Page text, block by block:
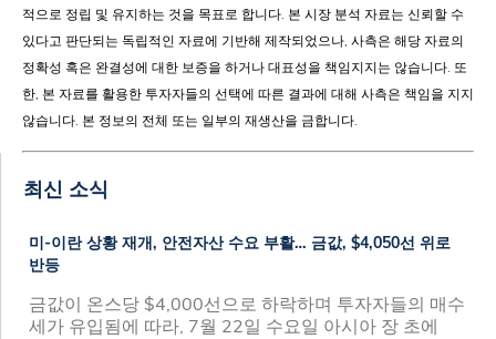
적으로 정립 및 유지하는 것을 목표로 합니다. 본 시장 분석 자료는 신뢰할 수
있다고 판단되는 독립적인 자료에 기반해 제작되었으나, 사측은 해당 자료의
정확성 혹은 완결성에 대한 보증을 하거나 대표성을 책임지지는 않습니다. 또
한, 본 자료를 활용한 투자자들의 선택에 따른 결과에 대해 사측은 책임을 지지
않습니다. 본 정보의 전체 또는 일부의 재생산을 금합니다.
최신 소식
미-이란 상황 재개, 안전자산 수요 부활… 금값, $4,050선 위로
반등
금값이 온스당 $4,000선으로 하락하며 투자자들의 매수
세가 유입됨에 따라, 7월 22일 수요일 아시아 장 초에